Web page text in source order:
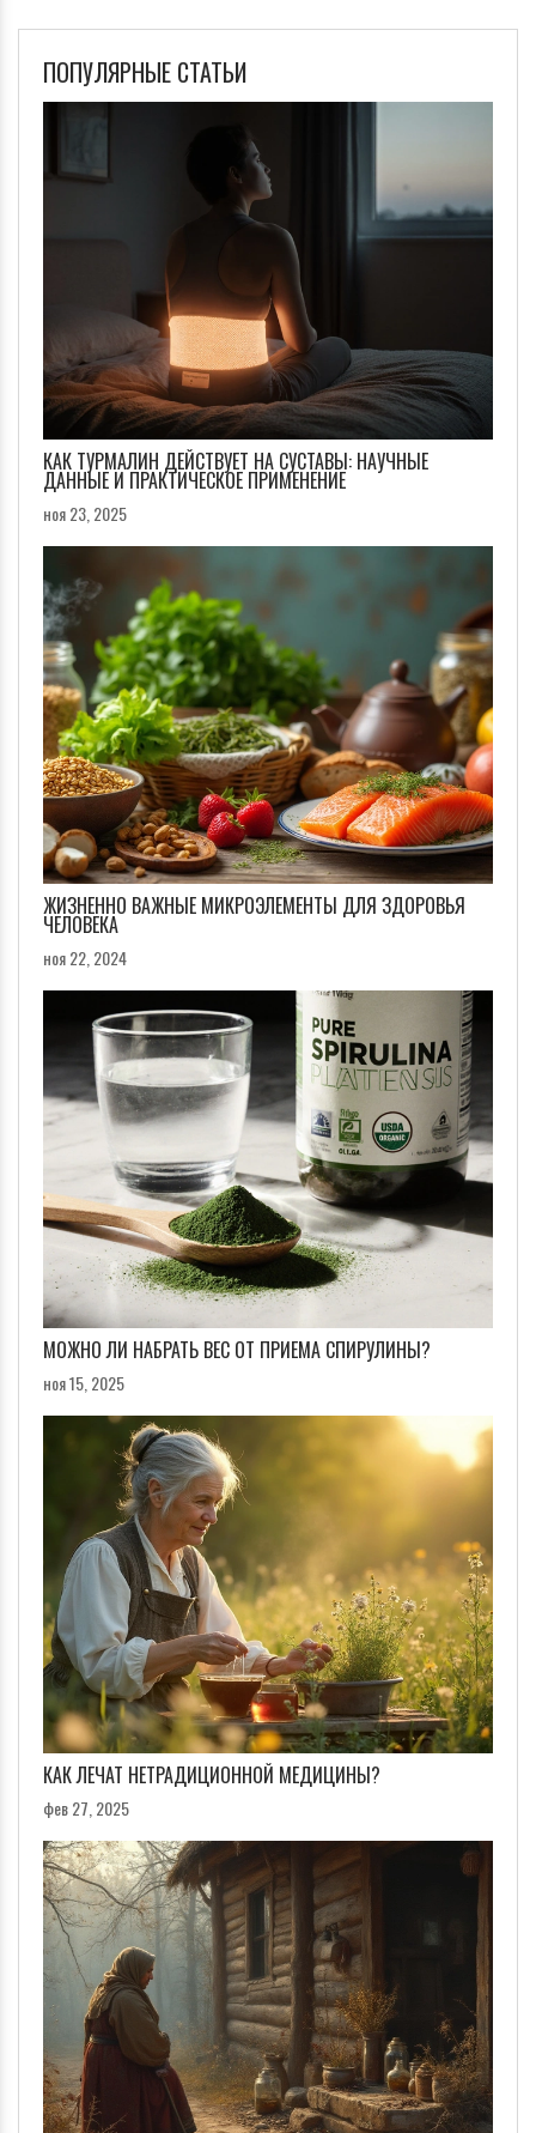
ПОПУЛЯРНЫЕ СТАТЬИ
КАК ТУРМАЛИН ДЕЙСТВУЕТ НА СУСТАВЫ: НАУЧНЫЕ
ДАННЫЕ И ПРАКТИЧЕСКОЕ ПРИМЕНЕНИЕ
ноя 23, 2025
ЖИЗНЕННО ВАЖНЫЕ МИКРОЭЛЕМЕНТЫ ДЛЯ ЗДОРОВЬЯ
ЧЕЛОВЕКА
ноя 22, 2024
МОЖНО ЛИ НАБРАТЬ ВЕС ОТ ПРИЕМА СПИРУЛИНЫ?
ноя 15, 2025
КАК ЛЕЧАТ НЕТРАДИЦИОННОЙ МЕДИЦИНЫ?
фев 27, 2025